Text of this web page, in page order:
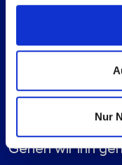
Nur
Es geht immer
Gehen wir ihn